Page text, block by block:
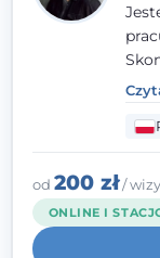
w
od 200 zł/
ONLINE I